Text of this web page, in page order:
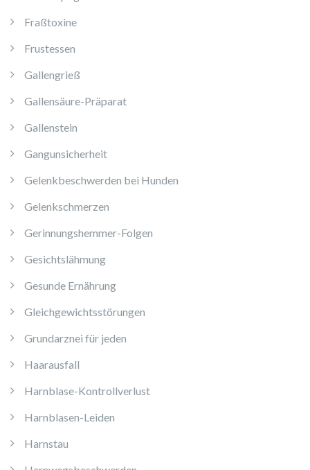
Fraßtoxine
Frustessen
Gallengrieß
Gallensäure-Präparat
Gallenstein
Gangunsicherheit
Gelenkbeschwerden bei Hunden
Gelenkschmerzen
Gerinnungshemmer-Folgen
Gesichtslähmung
Gesunde Ernährung
Gleichgewichtsstörungen
Grundarznei für jeden
Haarausfall
Harnblase-Kontrollverlust
Harnblasen-Leiden
Harnstau